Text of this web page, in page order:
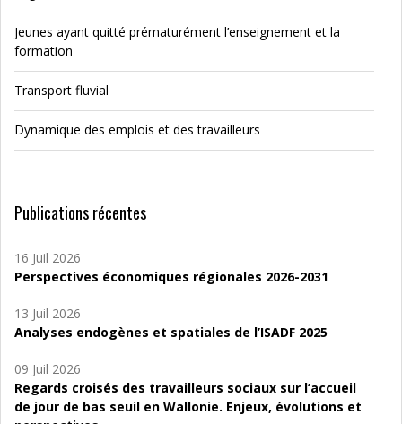
Jeunes ayant quitté prématurément l’enseignement et la
formation
Transport fluvial
Dynamique des emplois et des travailleurs
Publications récentes
16 Juil 2026
Perspectives économiques régionales 2026-2031
13 Juil 2026
Analyses endogènes et spatiales de l’ISADF 2025
09 Juil 2026
Regards croisés des travailleurs sociaux sur l’accueil
de jour de bas seuil en Wallonie. Enjeux, évolutions et